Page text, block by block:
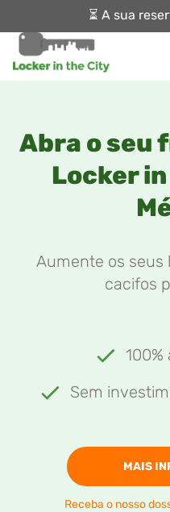
⏳ A sua
Abra o seu
Locker
Aumente os seus
cacifos
Sem
MAIS
Receba o nosso